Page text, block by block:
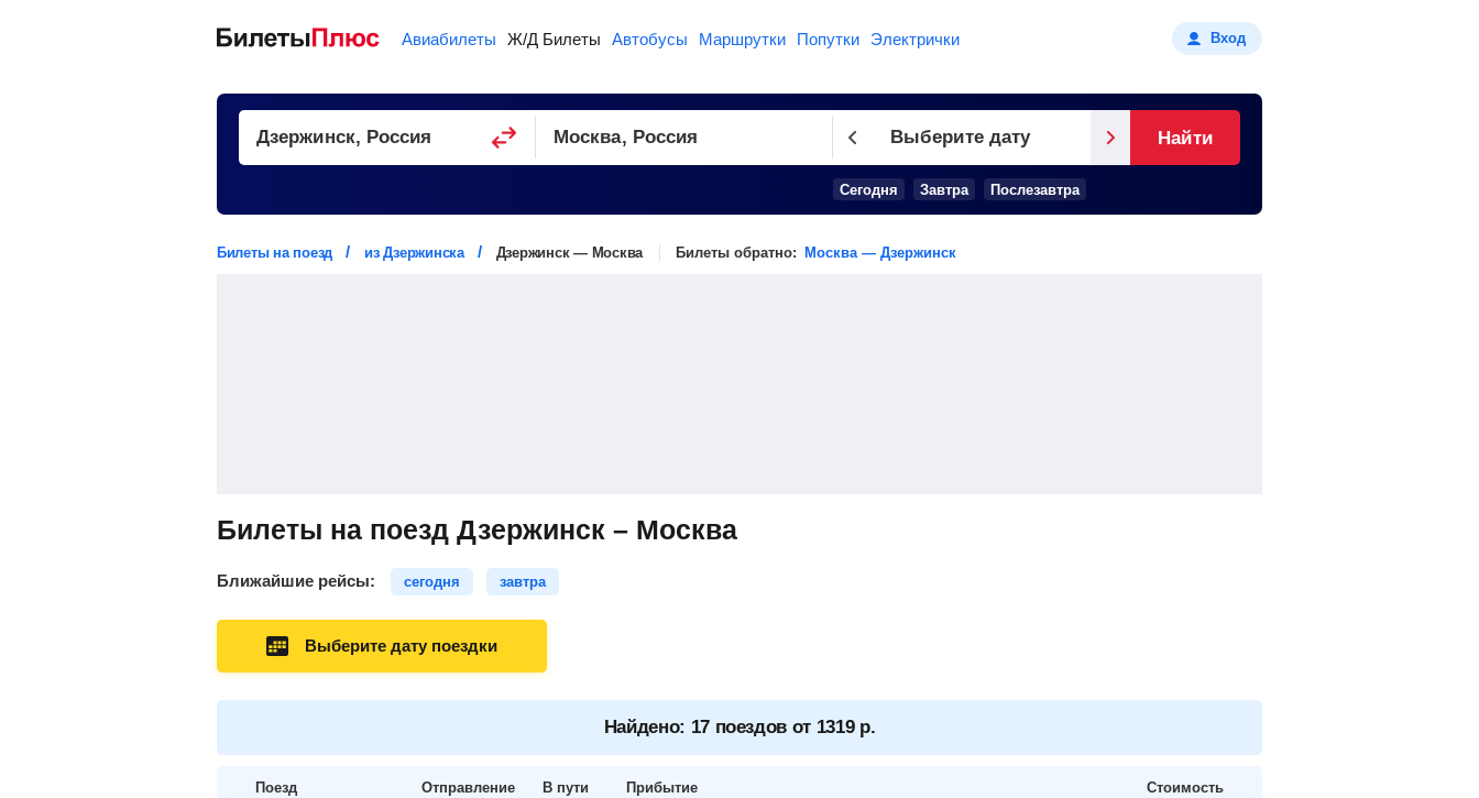
Авиабилеты Ж/Д Билеты Автобусы Маршрутки Попутки Электрички Вход
Выберите дату
Сегодня Завтра Послезавтра
Найти
Билеты на поезд из Дзержинска Дзержинск — Москва Билеты обратно: Москва — Дзержинск
Билеты на поезд Дзержинск – Москва
Ближайшие рейсы: сегодня завтра
Выберите дату поездки
Найдено: 17 поездов от 1319 р.
Поезд Отправление В пути Прибытие Стоимость